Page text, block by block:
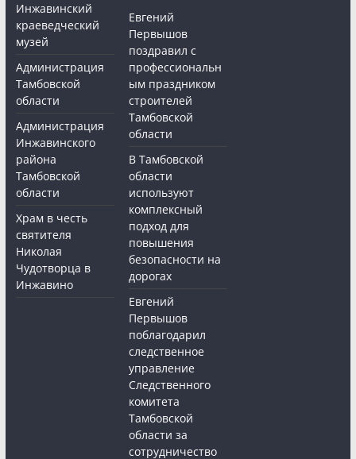
Инжавинский
краеведческий
музей
Администрация
Тамбовской
области
Администрация
Инжавинского
района
Тамбовской
области
Храм в честь
святителя
Николая
Чудотворца в
Инжавино
Евгений
Первышов
поздравил с
профессиональн
ым праздником
строителей
Тамбовской
области
В Тамбовской
области
используют
комплексный
подход для
повышения
безопасности на
дорогах
Евгений
Первышов
поблагодарил
следственное
управление
Следственного
комитета
Тамбовской
области за
сотрудничество